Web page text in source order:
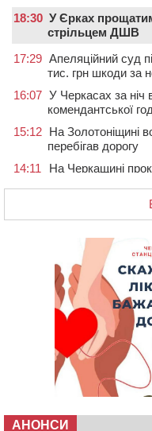
18:30 У Єрках
стрільцем ДШВ
17:29 Апеляційний суд
тис. грн шкоди за
16:07 У Черкасах за ніч
комендантської
15:12 На Золотоніщині
перебігав дорогу
14:11
На Черкащині
У Смілі біля
загинула жінка
У Черкасах
п’ятиповерховий
Не вистачає
потрібно знати
У Черкасах
проживають ВПО
07 СЕРПНЯ 2026,
На Черкащині
(ФОТО)
ліцею
АНОНСИ